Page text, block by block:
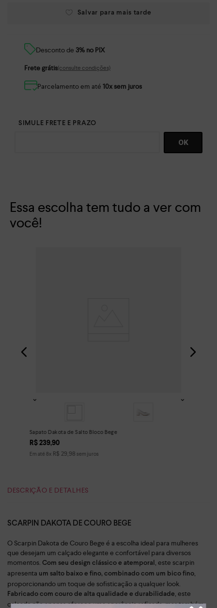
Desconto de 3% no PIX
Frete grátis(consulte condições)
Parcelamento em até 10x sem juros
Essa escolha tem tudo a ver com
você!
Sapato Dakota de Salto Bloco Bege
R$ 239,90
Em até 8x R$ 29,98 sem juros
DESCRIÇÃO E DETALHES
SCARPIN DAKOTA DE COURO BEGE
O Scarpin Dakota de Couro Bege é a escolha ideal para mulheres
que desejam um calçado elegante e confortável para diversos
momentos. Com seu design clássico e atemporal , este scarpin
apresenta um salto baixo e fino, combinado com um bico fino,
proporcionando um toque de sofisticação a qualquer look.
Fabricado com couro de alta qualidade e durabilidade, este
calçado não apenas oferece uma aparência refinada, mas também